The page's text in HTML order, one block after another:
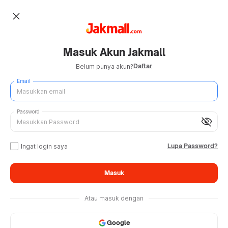
close
Masuk Akun Jakmall
Belum punya akun?Daftar
Email
visibility_off
Password
Ingat login saya Lupa Password?
Masuk
Atau masuk dengan
Google